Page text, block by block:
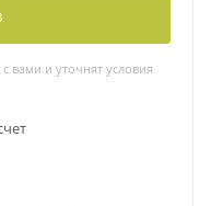
вами и уточнят условия